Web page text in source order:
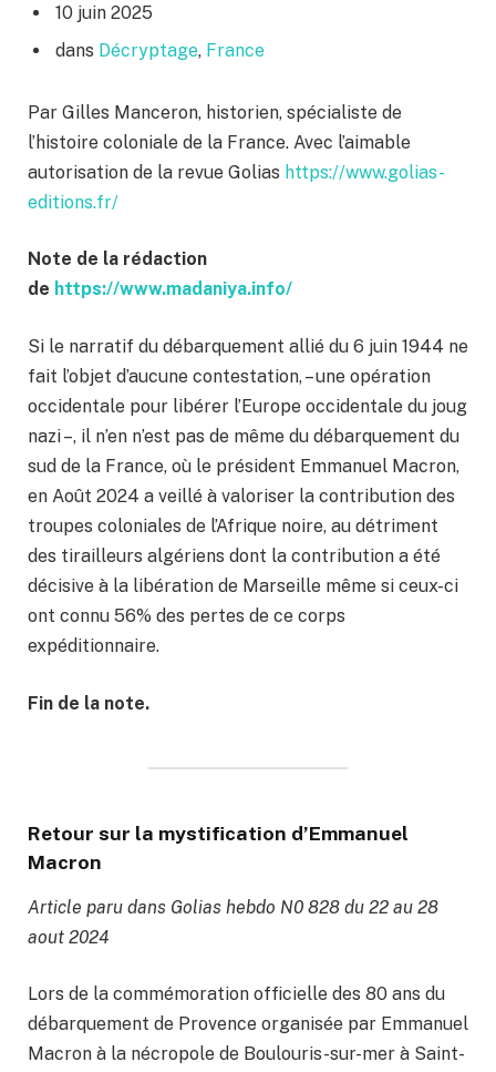
10 juin 2025
dans Décryptage, France
Par Gilles Manceron, historien, spécialiste de
l’histoire coloniale de la France. Avec l’aimable
autorisation de la revue Golias https://www.golias-
editions.fr/
Note de la rédaction
de https://www.madaniya.info/
Si le narratif du débarquement allié du 6 juin 1944 ne
fait l’objet d’aucune contestation, – une opération
occidentale pour libérer l’Europe occidentale du joug
nazi –, il n’en n’est pas de même du débarquement du
sud de la France, où le président Emmanuel Macron,
en Août 2024 a veillé à valoriser la contribution des
troupes coloniales de l’Afrique noire, au détriment
des tirailleurs algériens dont la contribution a été
décisive à la libération de Marseille même si ceux-ci
ont connu 56% des pertes de ce corps
expéditionnaire.
Fin de la note.
Retour sur la mystification d’Emmanuel
Macron
Article paru dans Golias hebdo N0 828 du 22 au 28
aout 2024
Lors de la commémoration officielle des 80 ans du
débarquement de Provence organisée par Emmanuel
Macron à la nécropole de Boulouris-sur-mer à Saint-